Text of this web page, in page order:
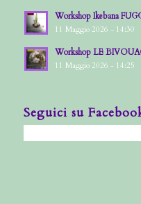
Workshop Ikebana
11 Maggio 2026 - 14:30
Workshop LE
11 Maggio 2026 - 14:25
Seguici su